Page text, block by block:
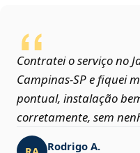
Contratei o serviço no
Campinas‑SP e fiquei
pontual, instalação
corretamente, sem
Rodrigo A.